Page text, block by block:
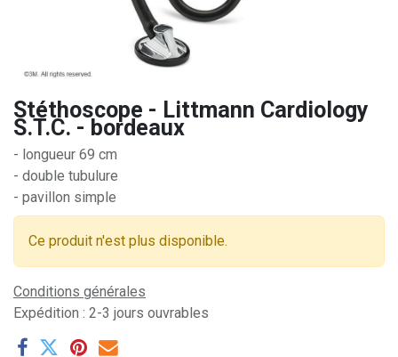
Stéthoscope - Littmann Cardiology
S.T.C. - bordeaux
- longueur 69 cm
- double tubulure
- pavillon simple
Ce produit n'est plus disponible.
Conditions générales
Expédition : 2-3 jours ouvrables